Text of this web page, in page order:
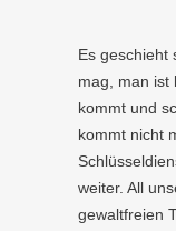
Es geschieht
mag, man ist
kommt und
kommt nicht
weiter. All
gewaltfreien